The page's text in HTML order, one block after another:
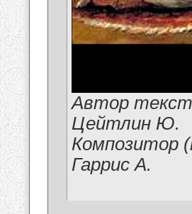
Автор
Цейтлин Ю.
Композитор
Гаррис А.